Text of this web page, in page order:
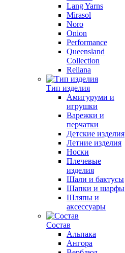
Lang Yarns
Mirasol
Noro
Onion
Performance
Queensland
Collection
Rellana
Тип изделия
Амигуруми и
игрушки
Варежки и
перчатки
Детские изделия
Летние изделия
Носки
Плечевые
изделия
Шали и бактусы
Шапки и шарфы
Шляпы и
аксессуары
Состав
Альпака
Ангора